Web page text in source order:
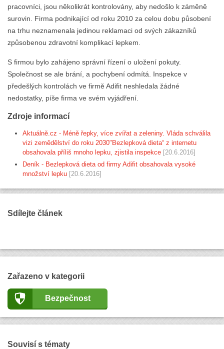
pracovníci, jsou několikrát kontrolovány, aby nedošlo k záměně
surovin. Firma podnikající od roku 2010 za celou dobu působení
na trhu neznamenala jedinou reklamaci od svých zákazníků
způsobenou zdravotní komplikací lepkem.
S firmou bylo zahájeno správní řízení o uložení pokuty.
Společnost se ale brání, a pochybení odmítá. Inspekce v
předešlých kontrolách ve firmě Adifit neshledala žádné
nedostatky, píše firma ve svém vyjádření.
Zdroje informací
Aktuálně.cz - Méně řepky, více zvířat a zeleniny. Vláda schválila
vizi zemědělství do roku 2030"Bezlepková dieta“ z internetu
obsahovala příliš mnoho lepku, zjistila inspekce [20.6.2016]
Deník - Bezlepková dieta od firmy Adifit obsahovala vysoké
množství lepku [20.6.2016]
Sdílejte článek
Zařazeno v kategorii
Bezpečnost
Souvisí s tématy